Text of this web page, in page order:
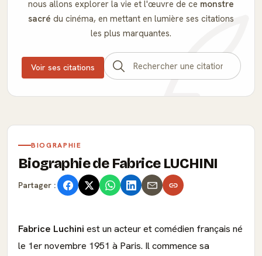
nous allons explorer la vie et l'œuvre de ce monstre
sacré du cinéma, en mettant en lumière ses citations
les plus marquantes.
Voir ses citations
BIOGRAPHIE
Biographie de Fabrice LUCHINI
Partager :
Fabrice Luchini est un acteur et comédien français né
le 1er novembre 1951 à Paris. Il commence sa